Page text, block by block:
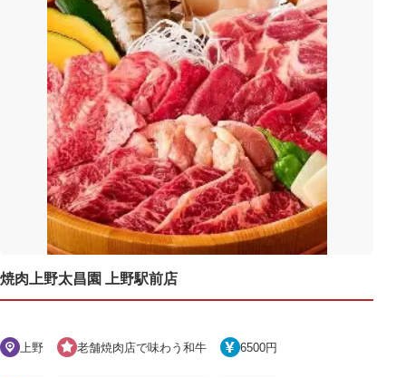
焼肉上野太昌園 上野駅前店
上野 老舗焼肉店で味わう和牛 6500円